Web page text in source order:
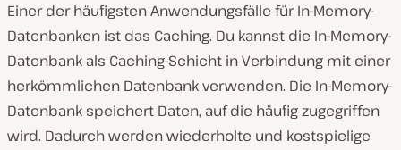
Einer der häufigsten Anwendungsfälle für In-Memory-
Datenbanken ist das Caching. Du kannst die In-Memory-
Datenbank als Caching-Schicht in Verbindung mit einer
herkömmlichen Datenbank verwenden. Die In-Memory-
Datenbank speichert Daten, auf die häufig zugegriffen
wird. Dadurch werden wiederholte und kostspielige